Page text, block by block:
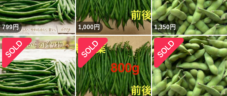
799円 1,000円 1,350円